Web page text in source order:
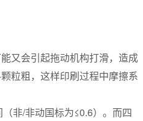
又会引起拖动机构打滑，造成
粒粗，这样印刷过程中摩擦系
非/非动国标为≤0.6）。而四